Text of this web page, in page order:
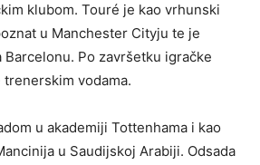
klubom. Touré je kao vrhunski
u Manchester Cityju te je
Barcelonu. Po završetku igračke
vodama.
u akademiji Tottenhama i kao
u Saudijskoj Arabiji. Odsada